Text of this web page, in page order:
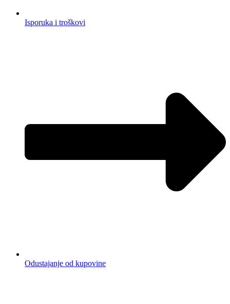
Isporuka i troškovi
Odustajanje od kupovine